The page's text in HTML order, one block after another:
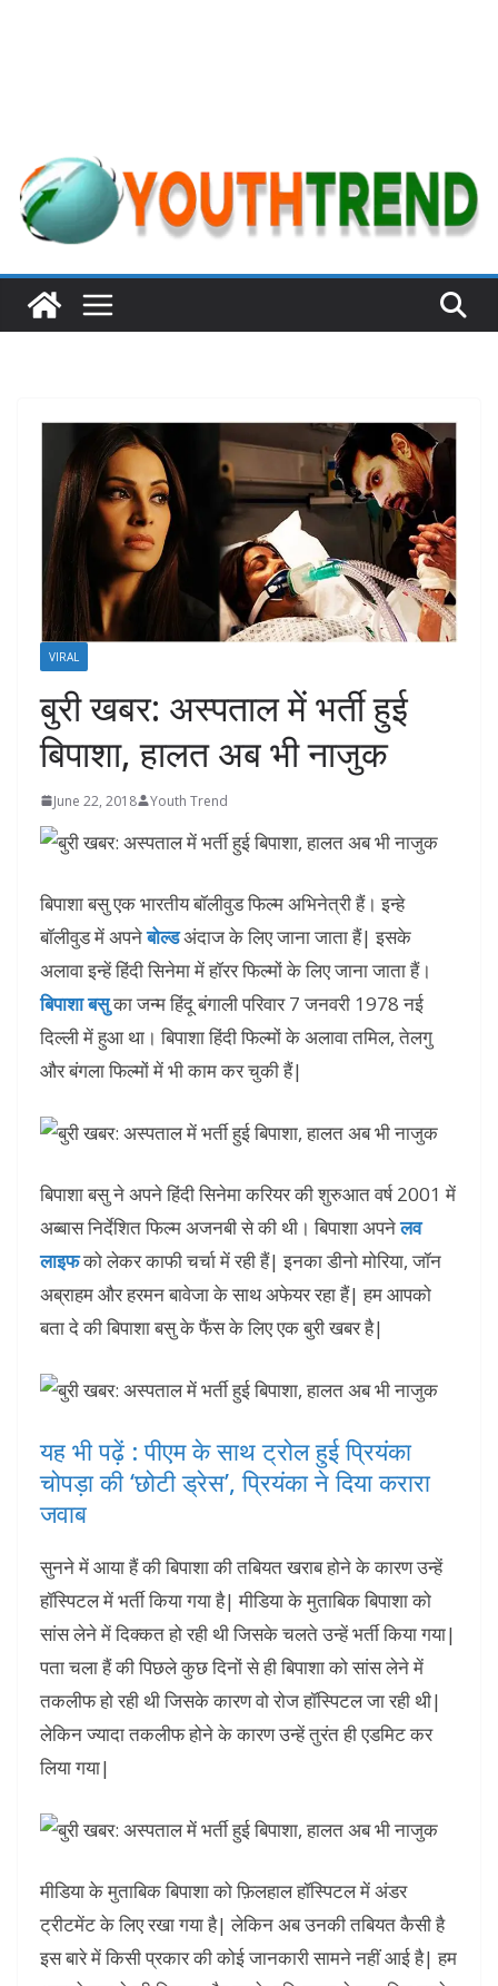
VIRAL
बुरी खबर: अस्‍पताल में भर्ती हुई
बिपाशा, हालत अब भी नाजुक
June 22, 2018 Youth Trend
बिपाशा बसु एक भारतीय बॉलीवुड फिल्म अभिनेत्री हैं। इन्हे
बॉलीवुड में अपनेबोल्डअंदाज के लिए जाना जाता हैं| इसके
अलावा इन्हें हिंदी सिनेमा में हॉरर फिल्मों के लिए जाना जाता हैं।
बिपाशा बसुका जन्म हिंदू बंगाली परिवार 7 जनवरी 1978 नई
दिल्ली में हुआ था। बिपाशा हिंदी फिल्मों के अलावा तमिल, तेलगु
और बंगला फिल्मों में भी काम कर चुकी हैं|
बिपाशा बसु ने अपने हिंदी सिनेमा करियर की शुरुआत वर्ष 2001 में
अब्बास निर्देशित फिल्म अजनबी से की थी। बिपाशा अपनेलव
लाइफको लेकर काफी चर्चा में रही हैं| इनका डीनो मोरिया, जॉन
अब्राहम और हरमन बावेजा के साथ अफेयर रहा हैं| हम आपको
बता दे की बिपाशा बसु के फैंस के लिए एक बुरी खबर है|
यह भी पढ़ें : पीएम के साथ ट्रोल हुई प्रियंका
चोपड़ा की ‘छोटी ड्रेस’, प्रियंका ने दिया करारा
जवाब
सुनने में आया हैं की बिपाशा की तबियत खराब होने के कारण उन्हें
हॉस्पिटल में भर्ती किया गया है| मीडिया के मुताबिक बिपाशा को
सांस लेने में दिक्कत हो रही थी जिसके चलते उन्हें भर्ती किया गया|
पता चला हैं की पिछले कुछ दिनों से ही बिपाशा को सांस लेने में
तकलीफ हो रही थी जिसके कारण वो रोज हॉस्पिटल जा रही थी|
लेकिन ज्यादा तकलीफ होने के कारण उन्हें तुरंत ही एडमिट कर
लिया गया|
मीडिया के मुताबिक बिपाशा को फ़िलहाल हॉस्पिटल में अंडर
ट्रीटमेंट के लिए रखा गया है| लेकिन अब उनकी तबियत कैसी है
इस बारे में किसी प्रकार की कोई जानकारी सामने नहीं आई है| हम